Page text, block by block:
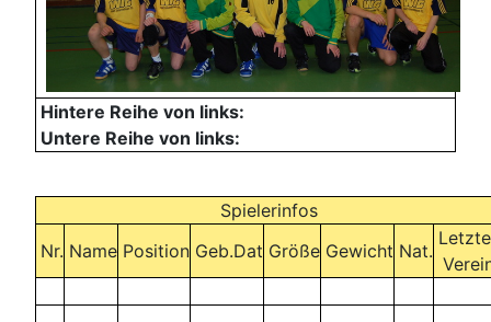
Hintere Reihe von links:
Untere Reihe von links:
Spielerinfos
Nr. Name Position Geb.Dat Größe Gewicht Nat.